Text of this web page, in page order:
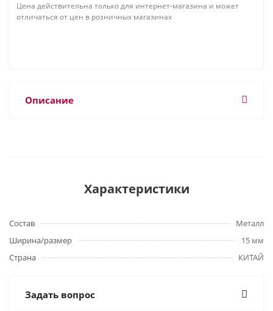
Цена действительна только для интернет-магазина и может
отличаться от цен в розничных магазинах
Описание
Характеристики
Состав
Металл
Ширина/размер
15 мм
Страна
КИТАЙ
Задать вопрос